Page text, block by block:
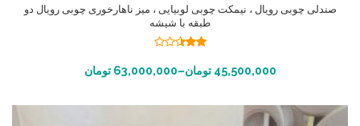
صندلی چوبی رویال ، نیمکت چوبی لوبیایی ، میز ناهارخوری چوبی رویال دو
طبقه با شیشه
از 5
45,500,000 تومان–
63,000,000 تومان انتخاب گزینه ها